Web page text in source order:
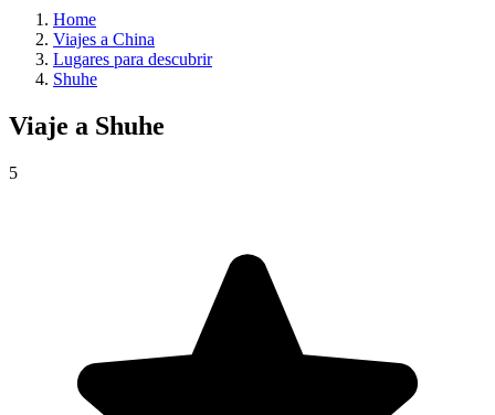
Home
Viajes a China
Lugares para descubrir
Shuhe
Viaje a Shuhe
5